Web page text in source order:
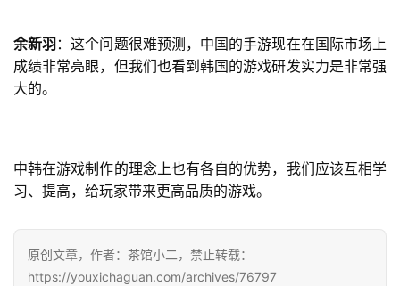
余新羽 ：这个问题很难预测，中国的手游现在在国际市场上
成绩非常亮眼，但我们也看到韩国的游戏研发实力是非常强
大的。
中韩在游戏制作的理念上也有各自的优势，我们应该互相学
习、提高，给玩家带来更高品质的游戏。
原创文章，作者：茶馆小二，禁止转载：
https://youxichaguan.com/archives/76797